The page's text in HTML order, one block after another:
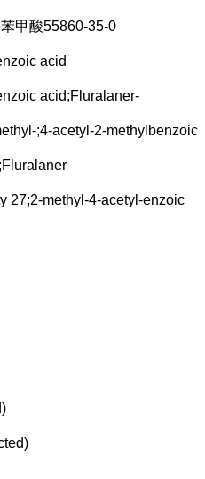
甲酸55860-35-0
acid
acid;Fluralaner-
;4-acetyl-2-methylbenzoic
27;2-methyl-4-acetyl-enzoic